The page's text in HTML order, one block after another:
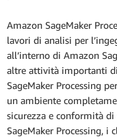
Amazon SageMaker
lavori di analisi per
all’interno di Amazon
altre attività importanti
SageMaker Processing
un ambiente
sicurezza e conformità di
SageMaker Processing,